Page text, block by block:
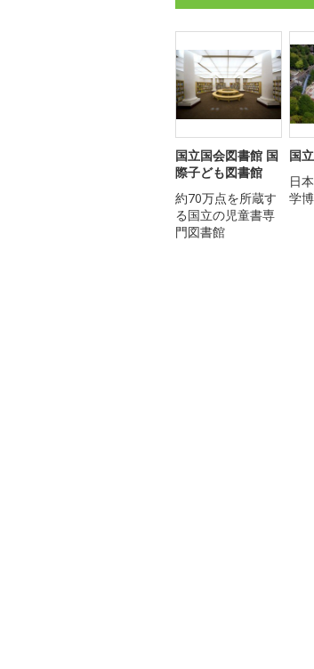
国立国会図書館 国
際子ども図書館
約70万点を所蔵す
る国立の児童書専
門図書館
国
日
学